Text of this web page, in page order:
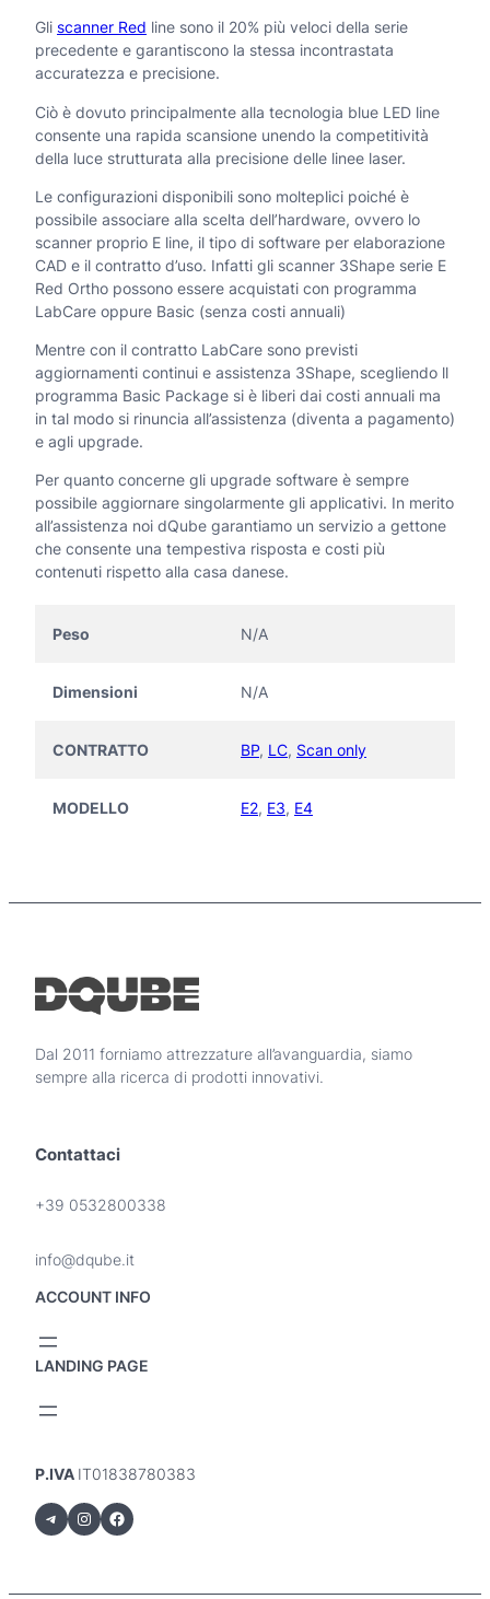
,
0
€
a
2
4
.
1
0
0
,
0
€
q
u
n
t
à
Gli scanner Red line sono il 20% più veloci della serie
precedente e garantiscono la stessa incontrastata
accuratezza e precisione.
Ciò è dovuto principalmente alla tecnologia blue LED line
consente una rapida scansione unendo la competitività
della luce strutturata alla precisione delle linee laser.
Le configurazioni disponibili sono molteplici poiché è
possibile associare alla scelta dell’hardware, ovvero lo
scanner proprio E line, il tipo di software per elaborazione
CAD e il contratto d’uso. Infatti gli scanner 3Shape serie E
Red Ortho possono essere acquistati con programma
LabCare oppure Basic (senza costi annuali)
Mentre con il contratto LabCare sono previsti
aggiornamenti continui e assistenza 3Shape, scegliendo ll
programma Basic Package si è liberi dai costi annuali ma
in tal modo si rinuncia all’assistenza (diventa a pagamento)
e agli upgrade.
Per quanto concerne gli upgrade software è sempre
possibile aggiornare singolarmente gli applicativi. In merito
all’assistenza noi dQube garantiamo un servizio a gettone
che consente una tempestiva risposta e costi più
contenuti rispetto alla casa danese.
Peso N/A
Dimensioni N/A
CONTRATTO BP, LC, Scan only
MODELLO E2, E3, E4
Dal 2011 forniamo attrezzature all’avanguardia, siamo
sempre alla ricerca di prodotti innovativi.
Contattaci
+39 0532800338
info@dqube.it
ACCOUNT INFO
LANDING PAGE
P.IVA IT01838780383
Telegram Instagram Facebook